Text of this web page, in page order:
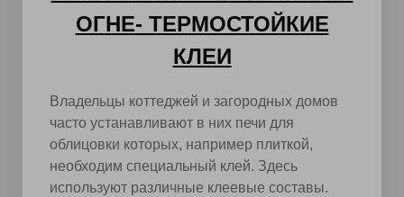
ОГНЕ- ТЕРМОСТОЙКИЕ
КЛЕИ
Владельцы коттеджей и загородных домов
часто устанавливают в них печи для
облицовки которых, например плиткой,
необходим специальный клей. Здесь
используют различные клеевые составы.